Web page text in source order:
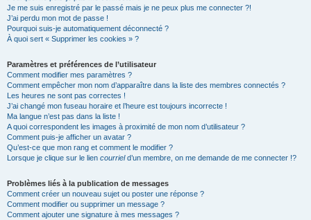
Je me suis enregistré par le passé mais je ne peux plus me connecter ?!
J’ai perdu mon mot de passe !
Pourquoi suis-je automatiquement déconnecté ?
À quoi sert « Supprimer les cookies » ?
Paramètres et préférences de l’utilisateur
Comment modifier mes paramètres ?
Comment empêcher mon nom d’apparaître dans la liste des membres connectés ?
Les heures ne sont pas correctes !
J’ai changé mon fuseau horaire et l’heure est toujours incorrecte !
Ma langue n’est pas dans la liste !
A quoi correspondent les images à proximité de mon nom d’utilisateur ?
Comment puis-je afficher un avatar ?
Qu’est-ce que mon rang et comment le modifier ?
Lorsque je clique sur le lien courrield’un membre, on me demande de me connecter !?
Problèmes liés à la publication de messages
Comment créer un nouveau sujet ou poster une réponse ?
Comment modifier ou supprimer un message ?
Comment ajouter une signature à mes messages ?